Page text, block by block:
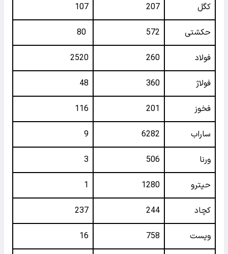
کگل 207
107
حکشتی‌ 572
فولاد 260
2520
فولاژ 360
48
فخوز 201
116
ساراب 6282
9
ورنا 506
3
حپترو 1280
1
کچاد 244
237
وپست 758
16